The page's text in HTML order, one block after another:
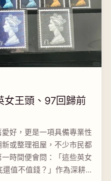
女王頭、97回歸前
好，更是一項具備專業性
或整理祖屋，不少市民都
時間便會問：「這些英女
值不值錢？」作為深耕香